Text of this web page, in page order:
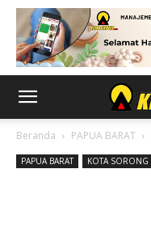
Beranda PAPUA BARAT
PAPUA BARAT KOTA SORONG